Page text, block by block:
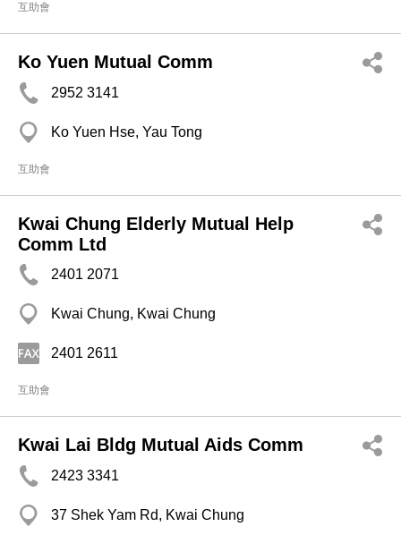
互助會
Ko Yuen Mutual Comm
2952 3141
Ko Yuen Hse, Yau Tong
互助會
Kwai Chung Elderly Mutual Help
Comm Ltd
2401 2071
Kwai Chung, Kwai Chung
2401 2611
互助會
Kwai Lai Bldg Mutual Aids Comm
2423 3341
37 Shek Yam Rd, Kwai Chung